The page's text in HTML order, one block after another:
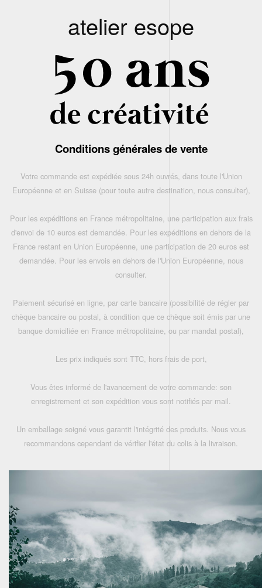
atelier esope
Conditions générales de vente
Votre commande est expédiée sous 24h ouvrés, dans toute l'Union
Européenne et en Suisse (pour toute autre destination, nous consulter),
Pour les expéditions en France métropolitaine, une participation aux frais
d'envoi de 10 euros est demandée. Pour les expéditions en dehors de la
France restant en Union Européenne, une participation de 20 euros est
demandée. Pour les envois en dehors de l'Union Européenne, nous
consulter.
Paiement sécurisé en ligne, par carte bancaire (possibilité de régler par
chèque bancaire ou postal, à condition que ce chèque soit émis par une
banque domiciliée en France métropolitaine, ou par mandat postal),
Les prix indiqués sont TTC, hors frais de port,
Vous êtes informé de l'avancement de votre commande: son
enregistrement et son expédition vous sont notifiés par mail.
Un emballage soigné vous garantit l'intégrité des produits. Nous vous
recommandons cependant de vérifier l'état du colis à la livraison.